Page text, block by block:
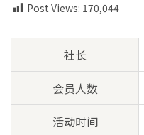
Post Views: 170,044
社长
会员人数
活动时间